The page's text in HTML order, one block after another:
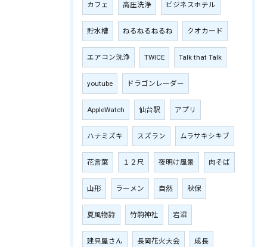
カフェ 高圧洗浄 ビジネスホテル
貯水槽 ねるねるねるね クオカード
エアコン洗浄 TWICE Talk that Talk
youtube ドラゴンレーダー
AppleWatch 仙台駅 アプリ
ハナミズキ スズラン ムラサキシキブ
花言葉 １２尺 夜明け風景 肉そば
山形 ラーメン 自然 秋保
夏風物詩 竹駒神社 岩沼
建具屋さん 長岡花火大会 成長